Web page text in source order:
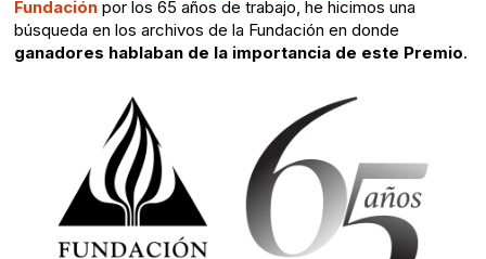
Fundaciónpor los 65 años de trabajo, he hicimos una
búsqueda en los archivos de la Fundación en donde
ganadores hablaban de la importancia de este Premio.